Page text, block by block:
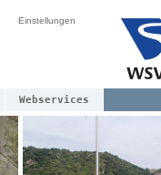
Einstellungen
Webservices